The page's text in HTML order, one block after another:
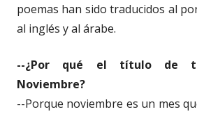
poemas han sido traducidos al
al inglés y al árabe.
--¿Por qué el título de
Noviembre?
--Porque noviembre es un mes